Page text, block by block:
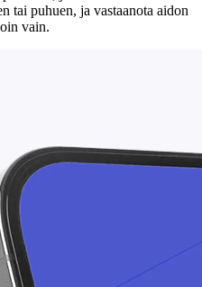
tai puhuen, ja vastaanota aidon
vain.